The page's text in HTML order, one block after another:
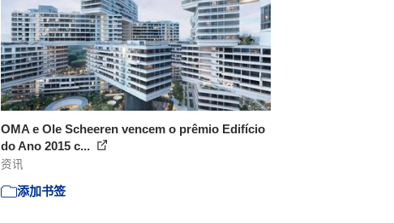
OMA e Ole Scheeren vencem o prêmio Edifício
do Ano 2015 c...
资讯
添加书签